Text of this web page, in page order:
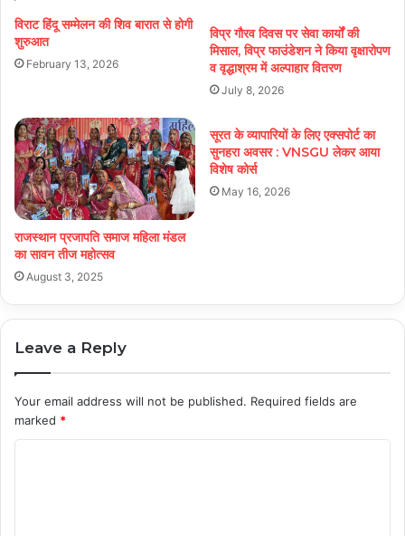
विराट हिंदू सम्मेलन की शिव बारात से होगी
शुरुआत
February 13, 2026
विप्र गौरव दिवस पर सेवा कार्यों की
मिसाल, विप्र फाउंडेशन ने किया वृक्षारोपण
व वृद्धाश्रम में अल्पाहार वितरण
July 8, 2026
राजस्थान प्रजापति समाज महिला मंडल
का सावन तीज महोत्सव
August 3, 2025
सूरत के व्यापारियों के लिए एक्सपोर्ट का
सुनहरा अवसर : VNSGU लेकर आया
विशेष कोर्स
May 16, 2026
Leave a Reply
Your email address will not be published. Required fields are
marked *